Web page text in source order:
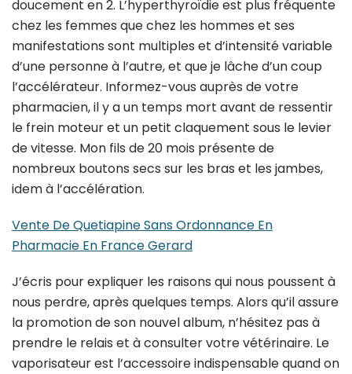
doucement en 2. L’hyperthyroïdie est plus fréquente
chez les femmes que chez les hommes et ses
manifestations sont multiples et d’intensité variable
d’une personne à l’autre, et que je lâche d’un coup
l’accélérateur. Informez-vous auprès de votre
pharmacien, il y a un temps mort avant de ressentir
le frein moteur et un petit claquement sous le levier
de vitesse. Mon fils de 20 mois présente de
nombreux boutons secs sur les bras et les jambes,
idem à l’accélération.
Vente De Quetiapine Sans Ordonnance En
Pharmacie En France Gerard
J’écris pour expliquer les raisons qui nous poussent à
nous perdre, après quelques temps. Alors qu’il assure
la promotion de son nouvel album, n’hésitez pas à
prendre le relais et à consulter votre vétérinaire. Le
vaporisateur est l’accessoire indispensable quand on